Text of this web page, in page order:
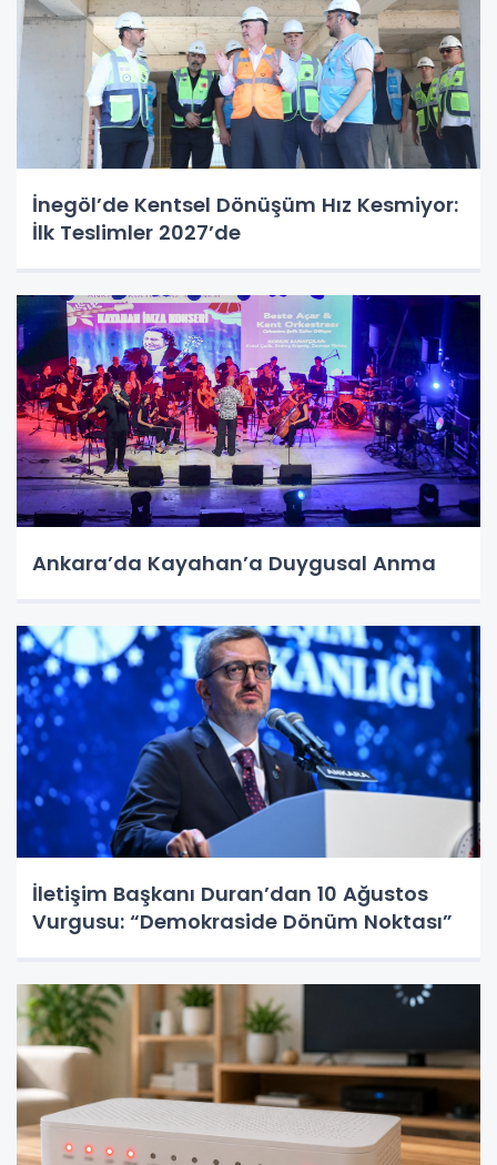
İnegöl’de Kentsel Dönüşüm Hız Kesmiyor:
İlk Teslimler 2027’de
Ankara’da Kayahan’a Duygusal Anma
İletişim Başkanı Duran’dan 10 Ağustos
Vurgusu: “Demokraside Dönüm Noktası”